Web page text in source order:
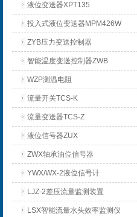
液位变送器XPT135
投入式液位变送器MPM426W
ZYB压力变送控制器
智能温度变送控制器ZWB
WZP测温电阻
流量开关TCS-K
流量变送器TCS-Z
液位信号器ZUX
ZWX轴承油位信号器
YWX/WX-2液位信号计
LJZ-2差压流量监测装置
LSX智能流量水头效率监测仪